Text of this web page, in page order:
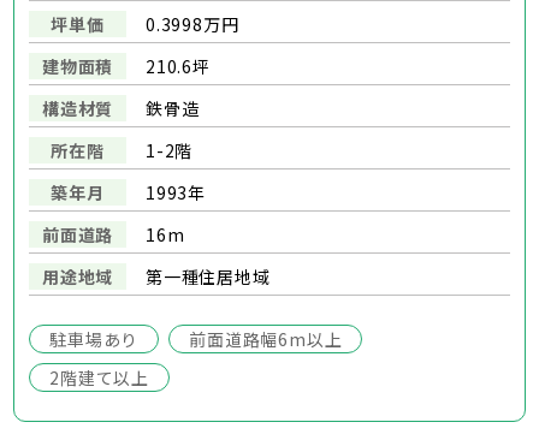
坪単価
0.3998万円
建物面積
210.6坪
構造材質
鉄骨造
所在階
1-2階
築年月
1993年
前面道路
16m
用途地域
第一種住居地域
駐車場あり
前面道路幅6m以上
2階建て以上